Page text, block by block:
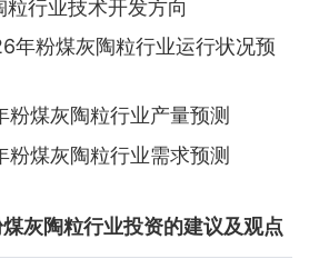
行业技术开发方向
年粉煤灰陶粒行业运行状况预
煤灰陶粒行业产量预测
煤灰陶粒行业需求预测
灰陶粒行业投资的建议及观点